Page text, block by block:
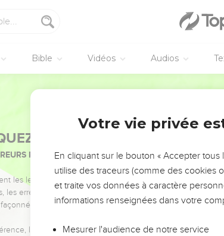
Bible Vidéos Audios
PAS L’ÉVÉNEMENT DE
POUVAIENT VOUS ÉVITER LES VOTRES ?
les leaders pour leurs réussites, leur impact, leur foi ou
les erreurs et les saisons difficiles qu'ils ont traversés, alors
leaders, entrepreneurs, et responsables reviennent sur
Votre vie privée
En cliquant sur le bouton « Accepter
utilise des traceurs (comme des cookies
et traite vos données à caractère
informations renseignées dans votre
Mesurer l'audience de notre service